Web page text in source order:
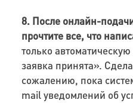
8. После онлайн-
прочтите все, что
только
заявка принята».
сожалению, пока
mail уведомлений об